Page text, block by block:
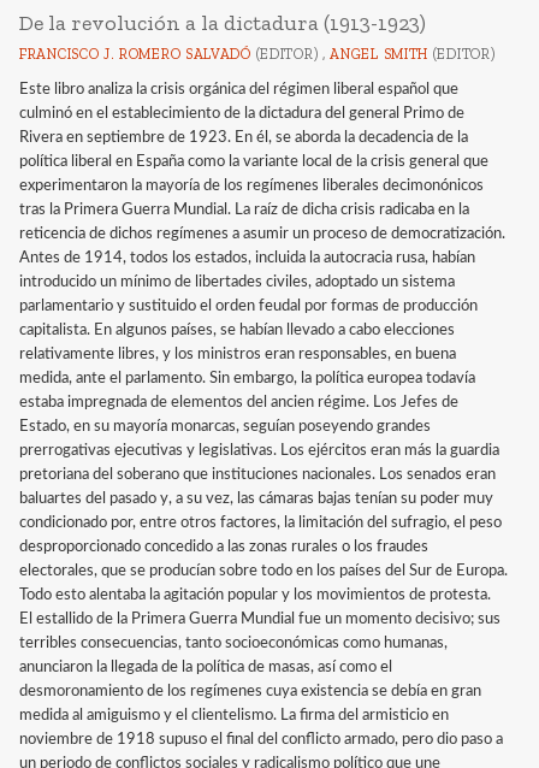
De la revolución a la dictadura (1913-1923)
FRANCISCO J. ROMERO SALVADÓ (EDITOR) , ANGEL SMITH (EDITOR)
Este libro analiza la crisis orgánica del régimen liberal español que
culminó en el establecimiento de la dictadura del general Primo de
Rivera en septiembre de 1923. En él, se aborda la decadencia de la
política liberal en España como la variante local de la crisis general que
experimentaron la mayoría de los regímenes liberales decimonónicos
tras la Primera Guerra Mundial. La raíz de dicha crisis radicaba en la
reticencia de dichos regímenes a asumir un proceso de democratización.
Antes de 1914, todos los estados, incluida la autocracia rusa, habían
introducido un mínimo de libertades civiles, adoptado un sistema
parlamentario y sustituido el orden feudal por formas de producción
capitalista. En algunos países, se habían llevado a cabo elecciones
relativamente libres, y los ministros eran responsables, en buena
medida, ante el parlamento. Sin embargo, la política europea todavía
estaba impregnada de elementos del ancien régime. Los Jefes de
Estado, en su mayoría monarcas, seguían poseyendo grandes
prerrogativas ejecutivas y legislativas. Los ejércitos eran más la guardia
pretoriana del soberano que instituciones nacionales. Los senados eran
baluartes del pasado y, a su vez, las cámaras bajas tenían su poder muy
condicionado por, entre otros factores, la limitación del sufragio, el peso
desproporcionado concedido a las zonas rurales o los fraudes
electorales, que se producían sobre todo en los países del Sur de Europa.
Todo esto alentaba la agitación popular y los movimientos de protesta.
El estallido de la Primera Guerra Mundial fue un momento decisivo; sus
terribles consecuencias, tanto socioeconómicas como humanas,
anunciaron la llegada de la política de masas, así como el
desmoronamiento de los regímenes cuya existencia se debía en gran
medida al amiguismo y el clientelismo. La firma del armisticio en
noviembre de 1918 supuso el final del conflicto armado, pero dio paso a
un periodo de conflictos sociales y radicalismo político que une